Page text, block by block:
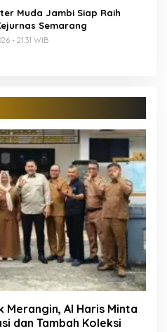
Muda Jambi Siap Raih
Semarang
- 21:31 WIB
Merangin, Al Haris Minta
dan Tambah Koleksi